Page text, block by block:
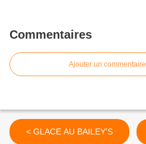
Commentaires
Ajouter un commentaire
< GLACE AU BAILEY'S